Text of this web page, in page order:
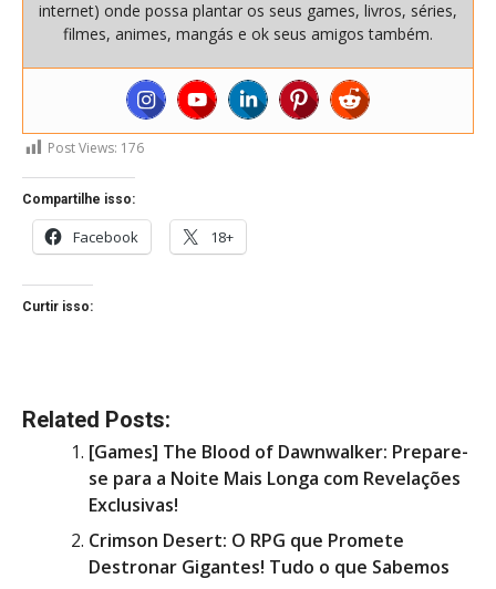
internet) onde possa plantar os seus games, livros, séries,
filmes, animes, mangás e ok seus amigos também.
Post Views: 176
Compartilhe isso:
Facebook 18+
Curtir isso:
Related Posts:
[Games] The Blood of Dawnwalker: Prepare-
se para a Noite Mais Longa com Revelações
Exclusivas!
Crimson Desert: O RPG que Promete
Destronar Gigantes! Tudo o que Sabemos